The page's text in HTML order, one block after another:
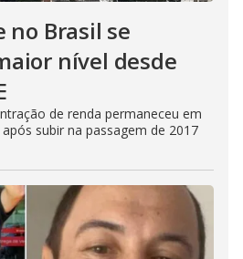
no Brasil se
nível desde
de renda permaneceu em
subir na passagem de 2017